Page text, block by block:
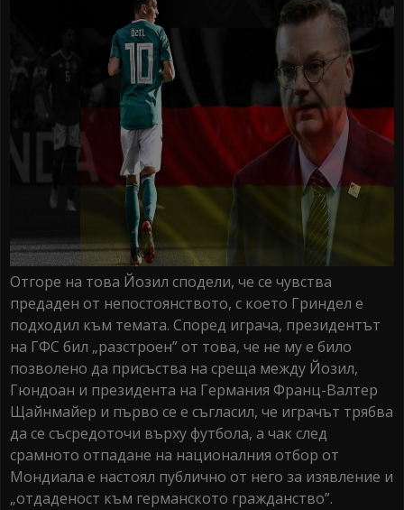
Отгоре на това Йозил сподели, че се чувства
предаден от непостоянството, с което Гриндел е
подходил към темата. Според играча, президентът
на ГФС бил „разстроен” от това, че не му е било
позволено да присъства на среща между Йозил,
Гюндоан и президента на Германия Франц-Валтер
Щайнмайер и първо се е съгласил, че играчът трябва
да се съсредоточи върху футбола, а чак след
срамното отпадане на националния отбор от
Мондиала е настоял публично от него за изявление и
„отдаденост към германското гражданство”.